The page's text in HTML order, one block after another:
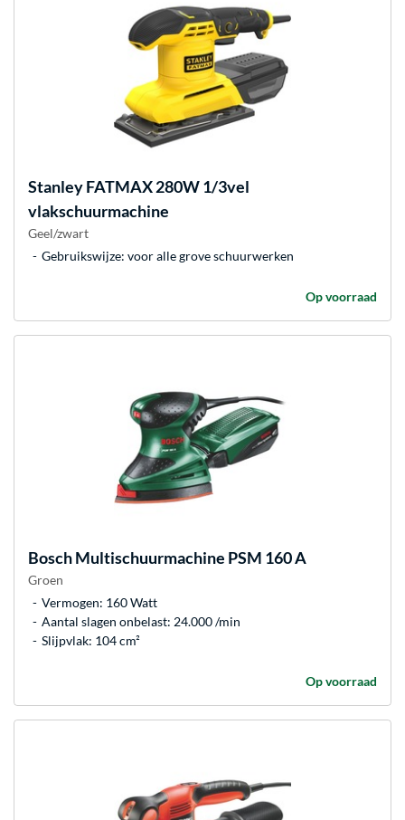
StanleyFATMAX 280W 1/3vel
vlakschuurmachine
Geel/zwart
Gebruikswijze: voor alle grove schuurwerken
Op voorraad
BoschMultischuurmachine PSM 160 A
Groen
Vermogen: 160 Watt
Aantal slagen onbelast: 24.000 /min
Slijpvlak: 104 cm²
Op voorraad